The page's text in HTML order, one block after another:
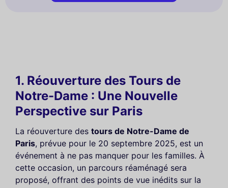
1. Réouverture des Tours de
Notre-Dame : Une Nouvelle
Perspective sur Paris
La réouverture des tours de Notre-Dame de
Paris, prévue pour le 20 septembre 2025, est un
événement à ne pas manquer pour les familles. À
cette occasion, un parcours réaménagé sera
proposé, offrant des points de vue inédits sur la